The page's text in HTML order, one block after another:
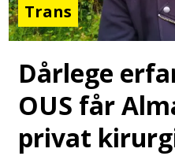
Trans
Dårlege
OUS får
privat